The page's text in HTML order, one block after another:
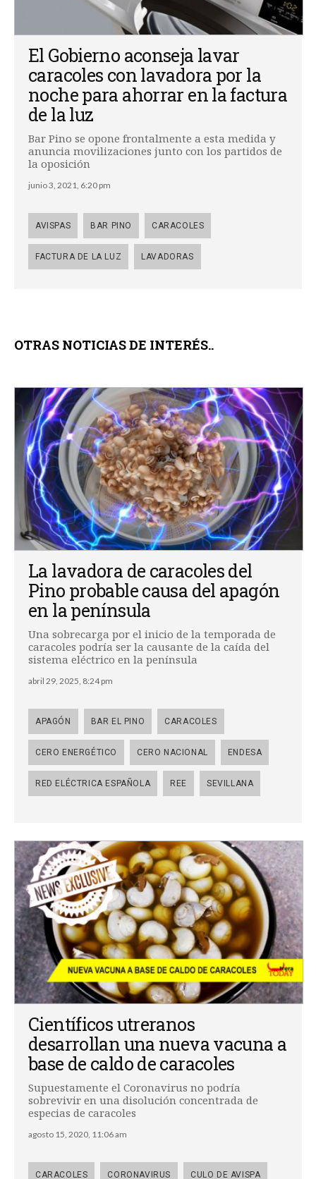
El Gobierno aconseja lavar
caracoles con lavadora por la
noche para ahorrar en la factura
de la luz
Bar Pino se opone frontalmente a esta medida y
anuncia movilizaciones junto con los partidos de
la oposición
junio 3, 2021, 6:20 pm
AVISPAS BAR PINO CARACOLES
FACTURA DE LA LUZ LAVADORAS
OTRAS NOTICIAS DE INTERÉS..
La lavadora de caracoles del
Pino probable causa del apagón
en la península
Una sobrecarga por el inicio de la temporada de
caracoles podría ser la causante de la caída del
sistema eléctrico en la península
abril 29, 2025, 8:24 pm
APAGÓN BAR EL PINO CARACOLES
CERO ENERGÉTICO CERO NACIONAL ENDESA
RED ELÉCTRICA ESPAÑOLA REE SEVILLANA
Científicos utreranos
desarrollan una nueva vacuna a
base de caldo de caracoles
Supuestamente el Coronavirus no podría
sobrevivir en una disolución concentrada de
especias de caracoles
agosto 15, 2020, 11:06 am
CARACOLES CORONAVIRUS CULO DE AVISPA